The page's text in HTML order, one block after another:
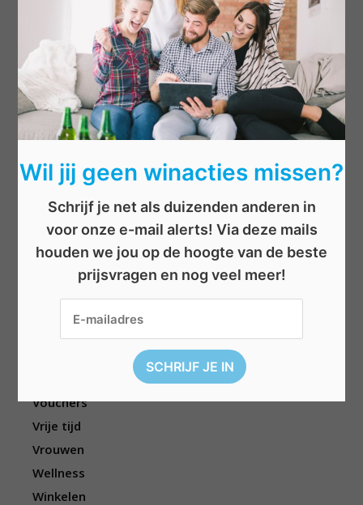
Boeken
Cadeau
Dieren
Elektronica
Eten/drinken
Geld
Kleding
Mannen
Overige
Vouchers
Vrije tijd
Vrouwen
Wellness
Winkelen
Wil jij geen winacties missen?
Schrijf je net als duizenden anderen in
voor onze e-mail alerts! Via deze mails
houden we jou op de hoogte van de beste
prijsvragen en nog veel meer!